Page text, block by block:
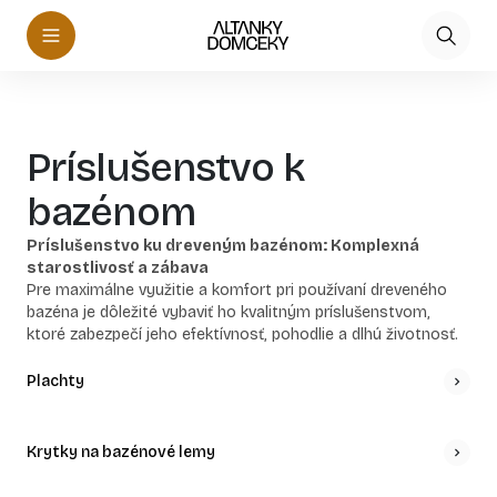
Príslušenstvo k
bazénom
Príslušenstvo ku dreveným bazénom: Komplexná
starostlivosť a zábava
Pre maximálne využitie a komfort pri používaní dreveného
bazéna je dôležité vybaviť ho kvalitným príslušenstvom,
ktoré zabezpečí jeho efektívnosť, pohodlie a dlhú životnosť.
váš zážitok z kúpanie a zároveň zjednodušia údržbu bazéna.
mesiacov je ideálnym riešením kvalitný systém na ohrev
Plachty
Krytky na bazénové lemy